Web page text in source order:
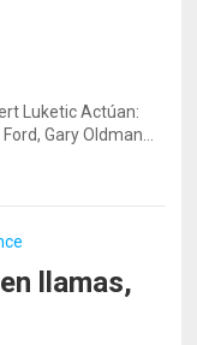
Luketic Actúan:
Gary Oldman…
llamas,